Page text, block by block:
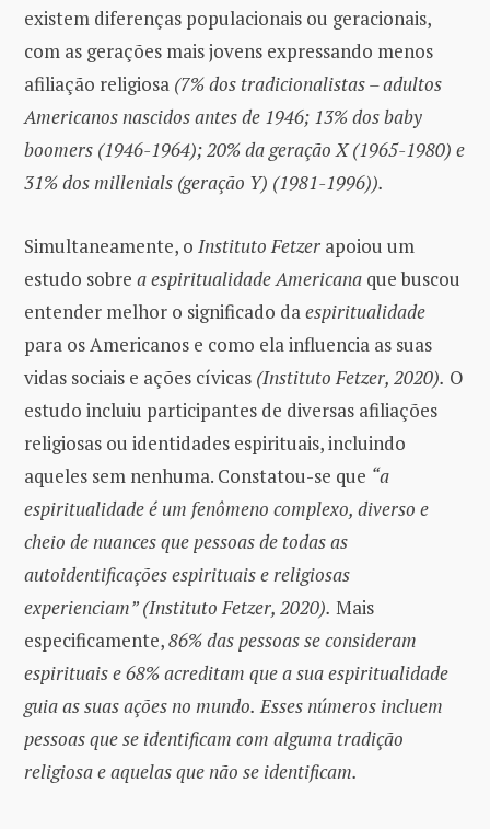
existem diferenças populacionais ou geracionais,
com as gerações mais jovens expressando menos
afiliação religiosa (7% dos tradicionalistas – adultos
Americanos nascidos antes de 1946; 13% dos baby
boomers (1946-1964); 20% da geração X (1965-1980) e
31% dos millenials (geração Y) (1981-1996)).
Simultaneamente, o Instituto Fetzer apoiou um
estudo sobre a espiritualidade Americana que buscou
entender melhor o significado daespiritualidade
para os Americanos e como ela influencia as suas
vidas sociais e ações cívicas (Instituto Fetzer, 2020). O
estudo incluiu participantes de diversas afiliações
religiosas ou identidades espirituais, incluindo
aqueles sem nenhuma. Constatou-se que “a
espiritualidade é um fenômeno complexo, diverso e
cheio de nuances que pessoas de todas as
autoidentificações espirituais e religiosas
experienciam” (Instituto Fetzer, 2020). Mais
especificamente,86% das pessoas se consideram
espirituais e 68% acreditam que a sua espiritualidade
guia as suas ações no mundo. Esses números incluem
pessoas que se identificam com alguma tradição
religiosa e aquelas que não se identificam.